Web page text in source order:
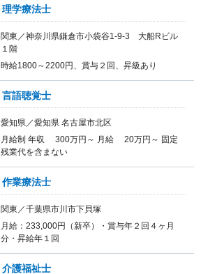
理学療法士
関東／神奈川県鎌倉市小袋谷1-9-3 大船Rビル
１階
時給1800～2200円、賞与２回、昇級あり
言語聴覚士
愛知県／愛知県 名古屋市北区
月給制 年収 300万円～ 月給 20万円～ 固定
残業代を含まない
作業療法士
関東／千葉県市川市下貝塚
月給：233,000円（新卒）・賞与年２回４ヶ月
分・昇給年１回
介護福祉士